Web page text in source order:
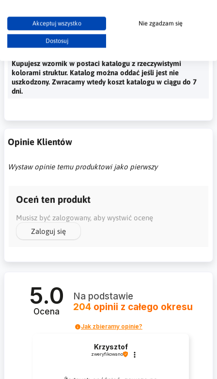
Akceptuj wszystko Nie zgadzam się
Dostosuj
zwrot kaucji nie następuje.
Najważniejsze Informacje
Kupujesz wzornik w postaci katalogu z rzeczywistymi
kolorami struktur. Katalog można oddać jeśli jest nie
uszkodzony. Zwracamy wtedy koszt katalogu w ciągu do 7
dni.
Opinie Klientów
Wystaw opinie temu produktowi jako pierwszy
Oceń ten produkt
Musisz być zalogowany, aby wystwić ocenę
Zaloguj się
5.0
Ocena
Na podstawie
204 opinii z całego okresu
Jak zbieramy opinie?
Krzysztof
zweryfikowano